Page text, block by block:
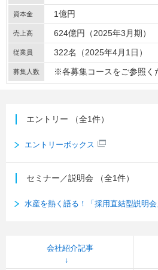
資本金 1億円
売上高 624億円（2025年3月期）
従業員 322名（2025年4月1日）
募集人数 ※各募集コースをご参照く
エントリー （全1件）
エントリーボックス
セミナー／説明会 （全1件）
水産を熱く語る！「採用直結型説明会
会社紹介記事